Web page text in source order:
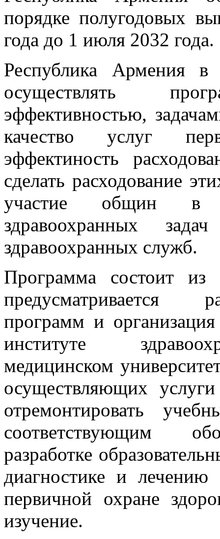
порядке полугодовых
года до 1 июля 2032 года.
Республика Армения в
осуществлять
эффективностью,
качество услуг
эффектиность
сделать расходование
участие общин в
здравоохранных
здравоохранных служб.
Программа состоит из
предусматривается
программ и
институте
медицинском
осуществляющих
отремонтировать
соответствующим
разработке
диагностике и лечению
первичной охране
изучение.